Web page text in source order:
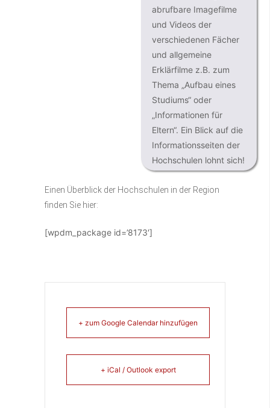
abrufbare Imagefilme
und Videos der
verschiedenen Fächer
und allgemeine
Erklärfilme z.B. zum
Thema „Aufbau eines
Studiums“ oder
„Informationen für
Eltern“. Ein Blick auf die
Informationsseiten der
Hochschulen lohnt sich!
Einen Überblick der Hochschulen in der Region
finden Sie hier:
[wpdm_package id=’8173′]
+ zum Google Calendar hinzufügen
+ iCal / Outlook export